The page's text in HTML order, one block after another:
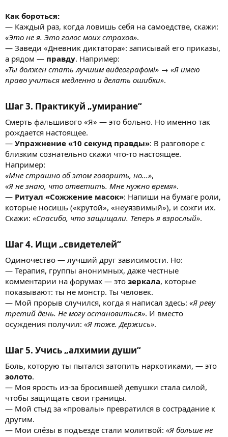
Как бороться:
— Каждый раз, когда ловишь себя на самоедстве, скажи:
«Это не я. Это голос моих страхов».
— Заведи «Дневник диктатора»: записывай его приказы,
а рядом — правду. Например:
«Ты должен стать лучшим видеографом!» → «Я имею
право учиться медленно и делать ошибки».
Шаг 3. Практикуй „умирание“
Смерть фальшивого «Я» — это больно. Но именно так
рождается настоящее.
— Упражнение «10 секунд правды»: В разговоре с
близким сознательно скажи что-то настоящее.
Например:
«Мне страшно об этом говорить, но...»,
«Я не знаю, что ответить. Мне нужно время».
— Ритуал «Сожжение масок»: Напиши на бумаге роли,
которые носишь («крутой», «неуязвимый»), и сожги их.
Скажи: «Спасибо, что защищали. Теперь я взрослый».
Шаг 4. Ищи „свидетелей“
Одиночество — лучший друг зависимости. Но:
— Терапия, группы анонимных, даже честные
комментарии на форумах — это зеркала, которые
показывают: ты не монстр. Ты человек.
— Мой прорыв случился, когда я написал здесь: «Я реву
третий день. Не могу остановиться». И вместо
осуждения получил: «Я тоже. Держись».
Шаг 5. Учись „алхимии души“
Боль, которую ты пытался затопить наркотиками, — это
золото.
— Моя ярость из-за бросившей девушки стала силой,
чтобы защищать свои границы.
— Мой стыд за «провалы» превратился в сострадание к
другим.
— Мои слёзы в подъезде стали молитвой: «Я больше не